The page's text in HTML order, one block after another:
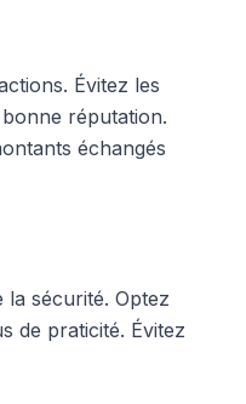
Évitez les
réputation.
échangés
la sécurité. Optez
de praticité. Évitez